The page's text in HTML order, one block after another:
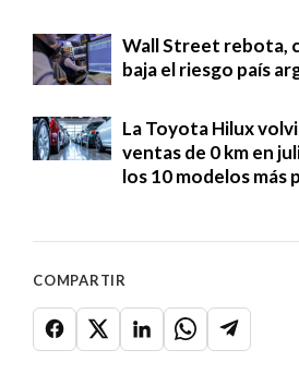
Wall Street rebota,
baja el riesgo país
La Toyota Hilux
ventas de 0 km en
los 10 modelos más
COMPARTIR